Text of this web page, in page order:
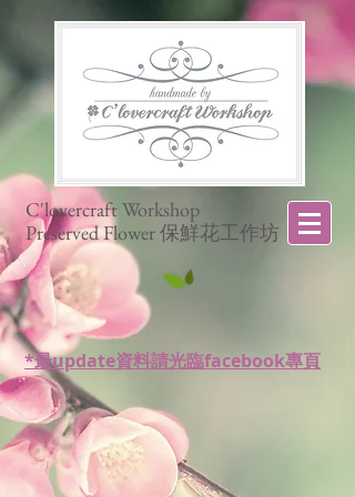
C'lovercraft Workshop
Preserved Flower 保鮮花工作坊
*最update資料請光臨facebook專頁